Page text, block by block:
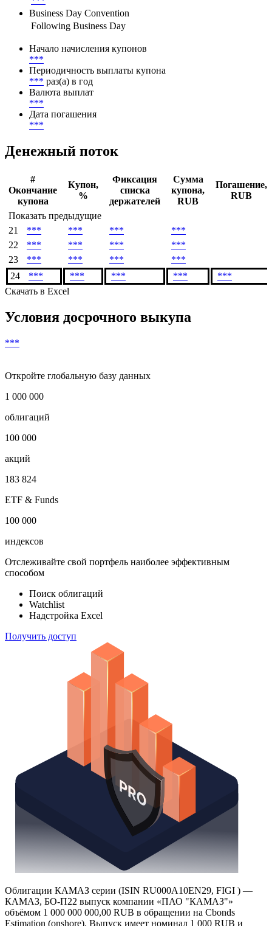
Ставка купона
***
Метод расчета НКД
Business Day Convention
Following Business Day
Начало начисления купонов
***
Периодичность выплаты купона
***
Дата погашения
Денежный поток
#
Окончание
купона
Купон,
%
списка
держателей
купона,
RUB
Показать предыдущие
21
*** *** ***
***
22
*** *** ***
***
24
*** *** *** ***
Откройте глобальную базу данных
1 000 000
облигаций
100 000
акций
183 824
ETF & Funds
100 000
Отслеживайте свой портфель наиболее эффективным
способом
Поиск облигаций
Надстройка Excel
Получить доступ